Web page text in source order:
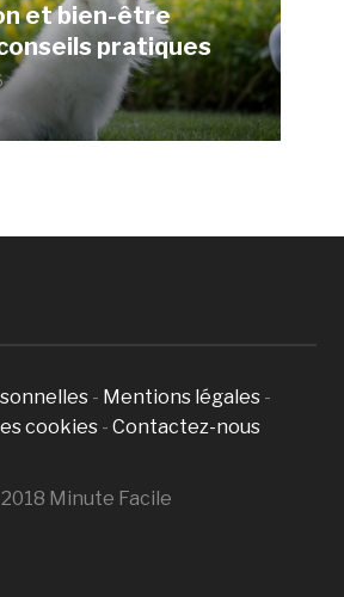
et bien-être
pratiques
- Mentions légales -
cookies - Contactez-nous
Minute Facile